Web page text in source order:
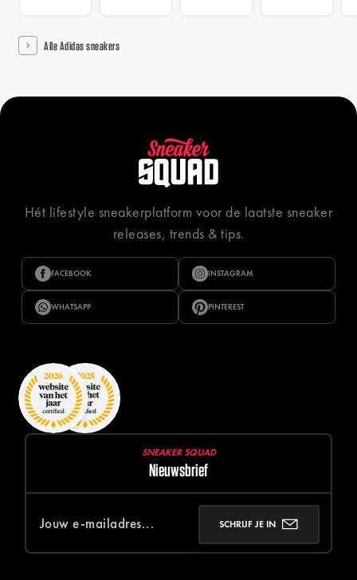
Alle Adidas sneakers
Hét lifestyle sneakerplatform voor de laatste sneaker
releases, trends & tips.
FACEBOOK INSTAGRAM
WHATSAPP PINTEREST
SNEAKER SQUAD
Nieuwsbrief
SCHRIJF JE IN